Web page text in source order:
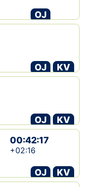
OJ
OJ
KV
OJ
KV
00:42:17
+02:16
OJ
KV